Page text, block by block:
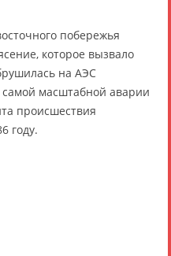
побережья
которое вызвало
на АЭС
самой масштабной аварии
происшествия
году.